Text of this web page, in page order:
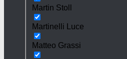
Martin Stoll
Martinelli Luce
Matteo Grassi